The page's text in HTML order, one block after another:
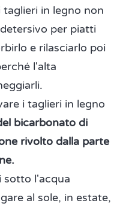
in legno non
per piatti
e rilasciarlo poi
l'alta
i taglieri in legno
bicarbonato di
rivolto dalla parte
sotto l'acqua
al sole, in estate,